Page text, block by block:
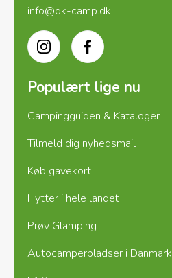
info@dk-camp.dk
InstagramFacebook
Populært lige nu
Campingguiden & Kataloger
Tilmeld dig nyhedsmail
Køb gavekort
Hytter i hele landet
Prøv Glamping
Autocamperpladser i Danmark